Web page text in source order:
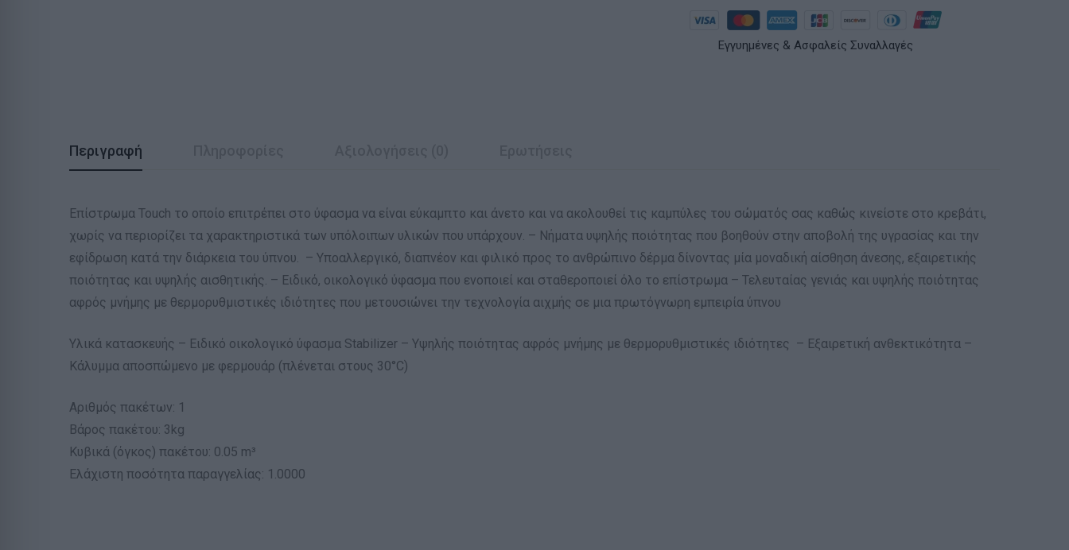
Εγγυημένες & Ασφαλείς Συναλλαγές
Περιγραφή
Επίστρωμα Touch το οποίο επιτρέπει στο ύφασμα να είναι εύκαμπτο και άνετο και να ακολουθεί τις καμπύλες του σώματός σας καθώς κινείστε στο κρεβάτι,
χωρίς να περιορίζει τα χαρακτηριστικά των υπόλοιπων υλικών που υπάρχουν. – Νήματα υψηλής ποιότητας που βοηθούν στην αποβολή της υγρασίας και την
εφίδρωση κατά την διάρκεια του ύπνου. – Υποαλλεργικό, διαπνέον και φιλικό προς το ανθρώπινο δέρμα δίνοντας μία μοναδική αίσθηση άνεσης, εξαιρετικής
ποιότητας και υψηλής αισθητικής. – Ειδικό, οικολογικό ύφασμα που ενοποιεί και σταθεροποιεί όλο το επίστρωμα – Τελευταίας γενιάς και υψηλής ποιότητας
αφρός μνήμης με θερμορυθμιστικές ιδιότητες που μετουσιώνει την τεχνολογία αιχμής σε μια πρωτόγνωρη εμπειρία ύπνου
Υλικά κατασκευής – Ειδικό οικολογικό ύφασμα Stabilizer – Υψηλής ποιότητας αφρός μνήμης με θερμορυθμιστικές ιδιότητες – Εξαιρετική ανθεκτικότητα –
Κάλυμμα αποσπώμενο με φερμουάρ (πλένεται στους 30°C)
Αριθμός πακέτων: 1
Βάρος πακέτου: 3kg
Κυβικά (όγκος) πακέτου: 0.05 m³
Ελάχιστη ποσότητα παραγγελίας: 1.0000